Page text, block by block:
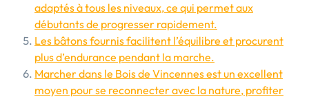
adaptés à tous les niveaux, ce qui permet aux
débutants de progresser rapidement.
Les bâtons fournis facilitent l’équilibre et procurent
plus d’endurance pendant la marche.
Marcher dans le Bois de Vincennes est un excellent
moyen pour se reconnecter avec la nature, profiter